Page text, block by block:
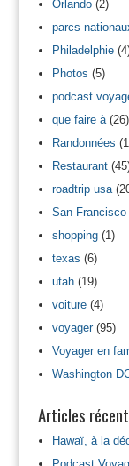
Orlando(2)
parcs
Philadelphie
Photos (5)
podcast
que faire à(26)
Randonnées
Restaurant
roadtrip usa
San Francisco
shopping(1)
texas (6)
utah(19)
voiture(4)
voyager(95)
Voyager en
Washington
Articles
Hawaï, à la